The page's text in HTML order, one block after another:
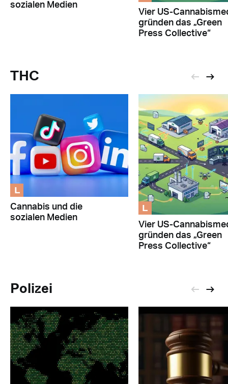
sozialen Medien
Vier US-
gründen das „Green
Press Collective“
THC
L
Cannabis und die
sozialen Medien
L
Vier US-
gründen das „Green
Press Collective“
Polizei